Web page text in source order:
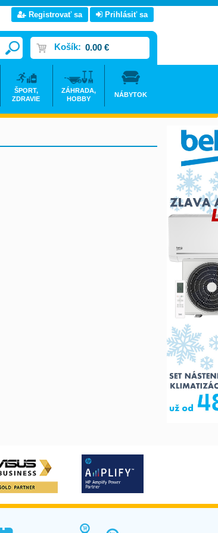
Registrovať sa Prihlásiť sa
Košík: 0.00 €
ŠPORT,
ZDRAVIE
ZÁHRADA,
HOBBY
NÁBYTOK